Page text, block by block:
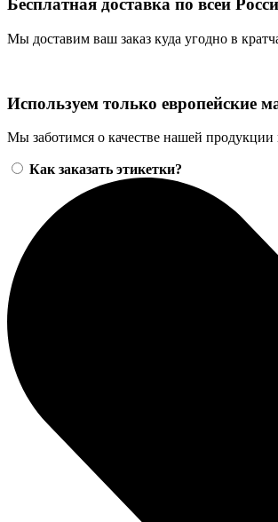
Бесплатная доставка по всей
Мы доставим ваш заказ куда угодно в
Используем только европейские
Мы заботимся о качестве нашей
Как заказать этикетки?